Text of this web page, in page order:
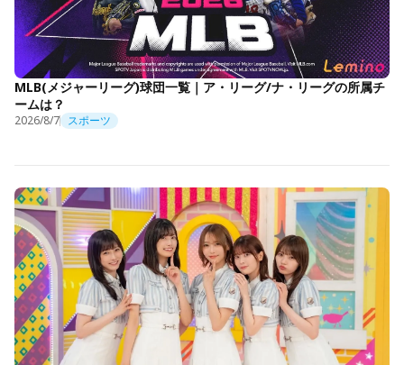
MLB(メジャーリーグ)球団一覧｜ア・リーグ/ナ・リーグの所属チ
ームは？
2026/8/7 スポーツ